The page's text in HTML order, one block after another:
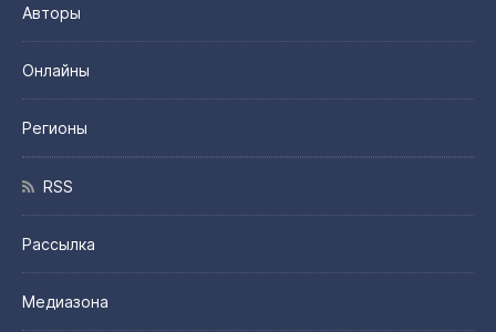
Авторы
Онлайны
Регионы
RSS
Рассылка
Медиазона